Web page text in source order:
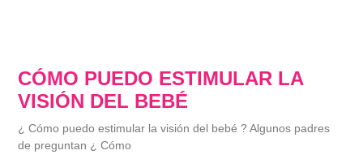
CÓMO PUEDO ESTIMULAR LA
VISIÓN DEL BEBÉ
¿ Cómo puedo estimular la visión del bebé ? Algunos padres
de preguntan ¿ Cómo